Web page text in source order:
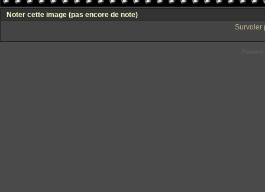
Noter cette image (pas encore de note)
Survoler